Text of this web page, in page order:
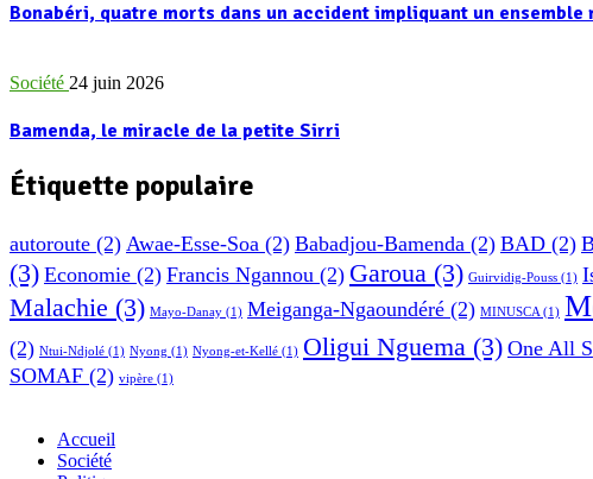
Bonabéri, quatre morts dans un accident impliquant un ensemble
Société 24 juin 2026
Bamenda, le miracle de la petite Sirri
Étiquette populaire
autoroute (2) Awae-Esse-Soa (2) Babadjou-Bamenda (2) BAD (2)
(3) Economie (2) Francis Ngannou (2) Garoua (3) Guirvidig-Pouss (1)
Malachie (3) Mayo-Danay (1) Meiganga-Ngaoundéré (2) MINUSCA (1)
(2) Ntui-Ndjolé (1) Nyong (1) Nyong-et-Kellé (1) Oligui Nguema (3) One All
SOMAF (2) vipère (1)
Accueil
Société